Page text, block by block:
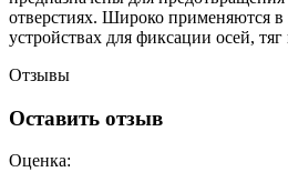
отверстиях. Широко применяются в
устройствах для фиксации осей,
Отзывы
Оставить отзыв
Оценка: